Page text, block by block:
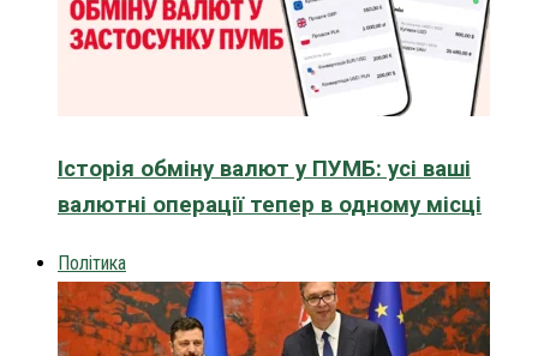
Історія обміну валют у ПУМБ: усі ваші
валютні операції тепер в одному місці
Політика